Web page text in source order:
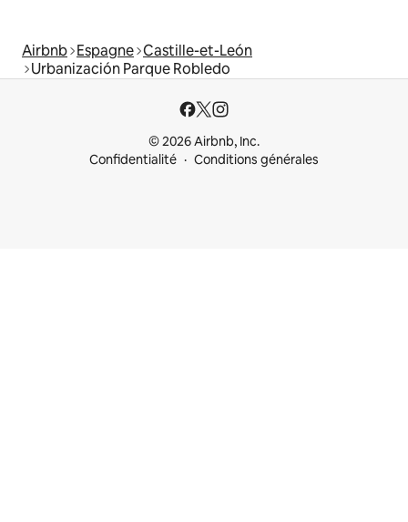
Airbnb Espagne Castille-et-León
Urbanización Parque Robledo
© 2026 Airbnb, Inc.
Confidentialité
Conditions générales